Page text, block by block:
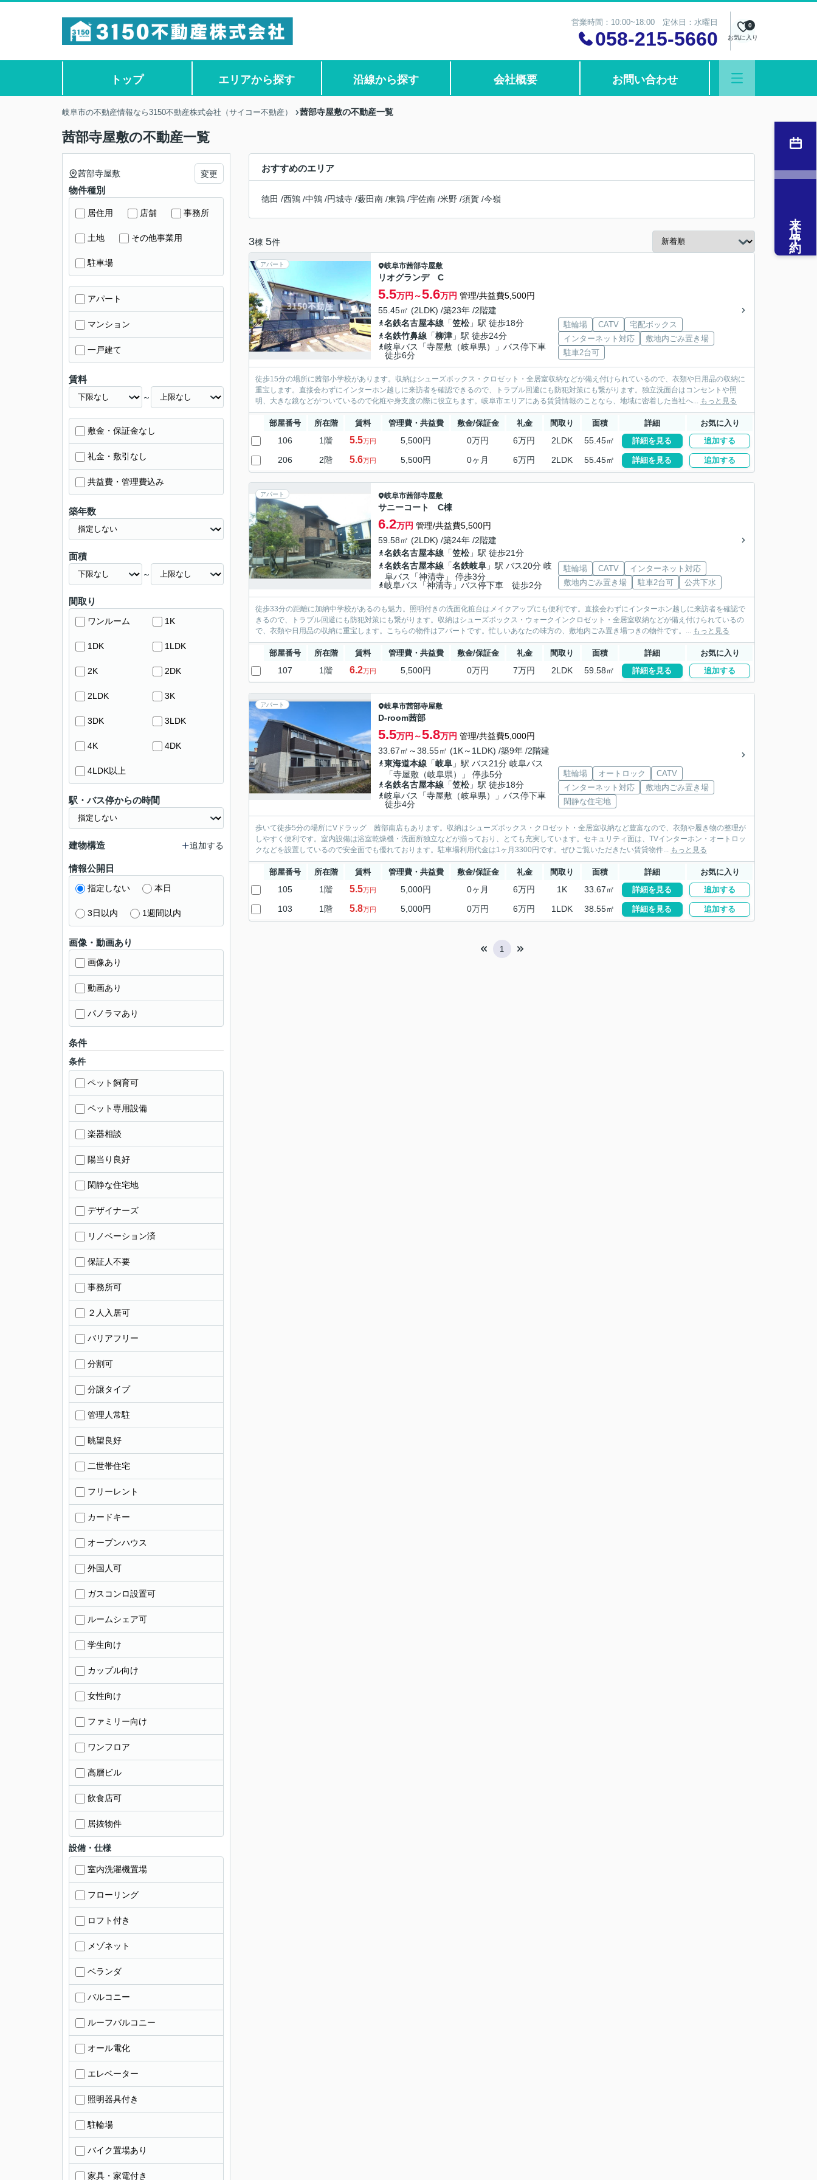
営業時間：10:00~18:00 定休日：水曜日
058-215-5660 お気に入り
0
トップ エリアから探す 沿線から探す 会社概要 お問い合わせ
岐阜市の不動産情報なら3150不動産株式会社（サイコー不動産） 茜部寺屋敷の不動産一覧
茜部寺屋敷の不動産一覧
おすすめのエリア
徳田 /西鶉 /中鶉 /円城寺 /薮田南 /東鶉 /宇佐南 /米野 /須賀 /今嶺
3棟 5件
アパート 岐阜市茜部寺屋敷
リオグランデ C
5.5万円～5.6万円 管理/共益費5,500円
55.45㎡ (2LDK) /築23年 /2階建
名鉄名古屋本線 「笠松」駅 徒歩18分
名鉄竹鼻線 「柳津 」駅 徒歩24分
岐阜バス「寺屋敷（岐阜県）」バス停下車
徒歩6分
駐輪場 CATV
宅配ボックス
インターネット対応
敷地内ごみ置き場
駐車2台可
徒歩15分の場所に茜部小学校があります。収納はシューズボックス・クロゼット・全居室収納などが備え付けられているので、衣類や日用品の収納に
重宝します。直接会わずにインターホン越しに来訪者を確認できるので、トラブル回避にも防犯対策にも繋がります。独立洗面台はコンセントや照
明、大きな鏡などがついているので化粧や身支度の際に役立ちます。岐阜市エリアにある賃貸情報のことなら、地域に密着した当社へ... もっと見る
部屋番号 所在階 賃料 管理費・共益費 敷金/保証金 礼金 間取り 面積 詳細 お気に入り
106 1階 5.5万円 5,500円 0万円 6万円 2LDK 55.45㎡ 詳細を見る 追加する
206 2階 5.6万円 5,500円 0ヶ月 6万円 2LDK 55.45㎡ 詳細を見る 追加する
アパート 岐阜市茜部寺屋敷
サニーコート C棟
6.2万円 管理/共益費5,500円
59.58㎡ (2LDK) /築24年 /2階建
名鉄名古屋本線 「笠松」駅 徒歩21分
名鉄名古屋本線 「名鉄岐阜 」駅 バス20分 岐
阜バス「神清寺」 停歩3分
岐阜バス「神清寺」バス停下車 徒歩2分
駐輪場 CATV
インターネット対応
敷地内ごみ置き場
駐車2台可 公共下水
徒歩33分の距離に加納中学校があるのも魅力。照明付きの洗面化粧台はメイクアップにも便利です。直接会わずにインターホン越しに来訪者を確認で
きるので、トラブル回避にも防犯対策にも繋がります。収納はシューズボックス・ウォークインクロゼット・全居室収納などが備え付けられているの
で、衣類や日用品の収納に重宝します。こちらの物件はアパートです。忙しいあなたの味方の、敷地内ごみ置き場つきの物件です。... もっと見る
部屋番号 所在階 賃料 管理費・共益費 敷金/保証金 礼金 間取り 面積 詳細 お気に入り
107 1階 6.2万円 5,500円 0万円 7万円 2LDK 59.58㎡ 詳細を見る 追加する
アパート 岐阜市茜部寺屋敷
D-room茜部
5.5万円～5.8万円 管理/共益費5,000円
33.67㎡～38.55㎡ (1K～1LDK) /築9年 /2階建
東海道本線 「岐阜 」駅 バス21分 岐阜バス
「寺屋敷（岐阜県）」 停歩5分
名鉄名古屋本線 「笠松」駅 徒歩18分
岐阜バス「寺屋敷（岐阜県）」バス停下車
徒歩4分
駐輪場 オートロック
CATV
インターネット対応
敷地内ごみ置き場
閑静な住宅地
歩いて徒歩5分の場所にVドラッグ 茜部南店もあります。収納はシューズボックス・クロゼット・全居室収納など豊富なので、衣類や履き物の整理が
しやすく便利です。室内設備は浴室乾燥機・洗面所独立などが揃っており、とても充実しています。セキュリティ面は、TVインターホン・オートロッ
クなどを設置しているので安全面でも優れております。駐車場利用代金は1ヶ月3300円です。ぜひご覧いただきたい賃貸物件... もっと見る
部屋番号 所在階 賃料 管理費・共益費 敷金/保証金 礼金 間取り 面積 詳細 お気に入り
105 1階 5.5万円 5,000円 0ヶ月 6万円 1K 33.67㎡ 詳細を見る 追加する
103 1階 5.8万円 5,000円 0万円 6万円 1LDK 38.55㎡ 詳細を見る 追加する
1
茜部寺屋敷 変更
物件種別
居住用 店舗 事務所
土地 その他事業用
駐車場
アパート
マンション
一戸建て
賃料
～
敷金・保証金なし
礼金・敷引なし
共益費・管理費込み
築年数
面積
～
間取り
ワンルーム 1K
1DK 1LDK
2K 2DK
2LDK 3K
3DK 3LDK
4K 4DK
4LDK以上
駅・バス停からの時間
建物構造 追加する
情報公開日
指定しない 本日
3日以内 1週間以内
画像・動画あり
画像あり
動画あり
パノラマあり
条件
条件
ペット飼育可
ペット専用設備
楽器相談
陽当り良好
閑静な住宅地
デザイナーズ
リノベーション済
保証人不要
事務所可
２人入居可
バリアフリー
分割可
分譲タイプ
管理人常駐
眺望良好
二世帯住宅
フリーレント
カードキー
オープンハウス
外国人可
ガスコンロ設置可
ルームシェア可
学生向け
カップル向け
女性向け
ファミリー向け
ワンフロア
高層ビル
飲食店可
居抜物件
設備・仕様
室内洗濯機置場
フローリング
ロフト付き
メゾネット
ベランダ
バルコニー
ルーフバルコニー
オール電化
エレベーター
照明器具付き
駐輪場
バイク置場あり
家具・家電付き
来店予約